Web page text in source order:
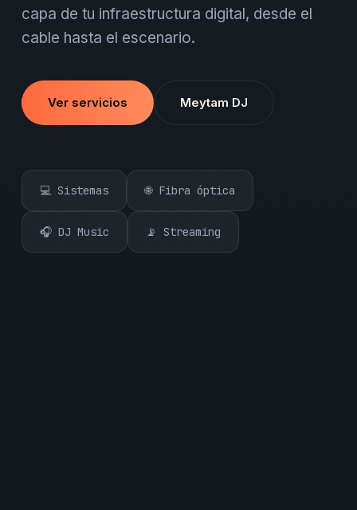
capa de tu infraestructura digital, desde el
cable hasta el escenario.
Ver servicios Meytam DJ
💻 Sistemas 🌐 Fibra óptica
🎧 DJ Music 📡 Streaming